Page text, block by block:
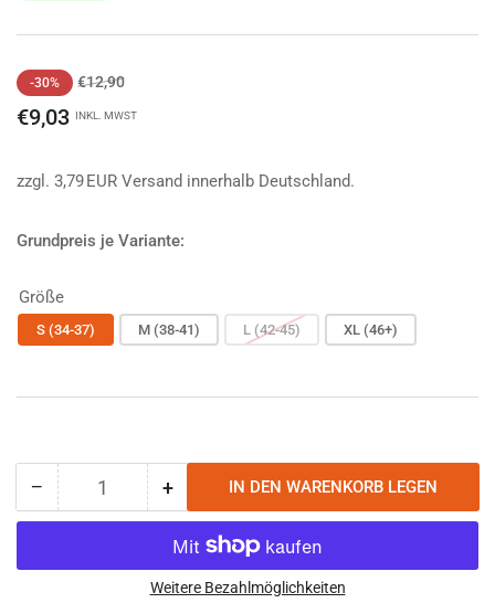
Normaler
Preis
-30% €12,90Ausverkaufspreis
€9,03 INKL. MWST
zzgl. 3,79 EUR Versand innerhalb Deutschland.
Grundpreis je Variante:
Größe
S (34-37) M (38-41) L (42-45) XL (46+)
− Menge
reduzieren
Vibram
Anzahl +Menge
erhöhen
für
Vibram
No
IN DEN WARENKORB LEGEN
Weitere Bezahlmöglichkeiten